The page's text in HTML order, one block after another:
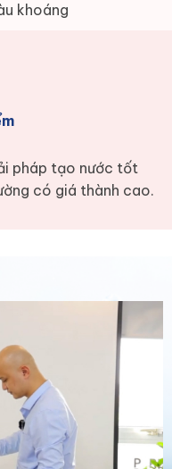
khoáng
pháp tạo nước tốt
có giá thành cao.